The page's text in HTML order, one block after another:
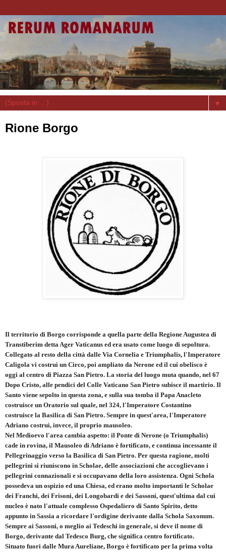
▼
Rione Borgo
Il territorio di Borgo corrisponde a quella parte della Regione Augustea di
Transtiberim detta Ager Vaticanus ed era usato come luogo di sepoltura.
Collegato al resto della città dalle Via Cornelia e Triumphalis, l'Imperatore
Caligola vi costruì un Circo, poi ampliato da Nerone ed il cui obelisco è
oggi al centro di Piazza San Pietro. La storia del luogo muta quando, nel 67
Dopo Cristo, alle pendici del Colle Vaticano San Pietro subisce il martirio. Il
Santo viene sepolto in questa zona, e sulla sua tomba il Papa Anacleto
costruisce un Oratorio sul quale, nel 324, l'Imperatore Costantino
costruisce la Basilica di San Pietro. Sempre in quest'area, l'Imperatore
Adriano costruì, invece, il proprio mausoleo.
Nel Medioevo l'area cambia aspetto: il Ponte di Nerone (o Triumphalis)
cade in rovina, il Mausoleo di Adriano è fortificato, e continua incessante il
Pellegrinaggio verso la Basilica di San Pietro. Per questa ragione, molti
pellegrini si riuniscono in Scholae, delle associazioni che accoglievano i
pellegrini connazionali e si occupavano della loro assistenza. Ogni Schola
possedeva un ospizio ed una Chiesa, ed erano molto importanti le Scholae
dei Franchi, dei Frisoni, dei Longobardi e dei Sassoni, quest'ultima dal cui
nucleo è nato l'attuale complesso Ospedaliero di Santo Spirito, detto
appunto in Sassia a ricordare l'ordigine derivante dalla Schola Saxonum.
Sempre ai Sassoni, o meglio ai Tedeschi in generale, si deve il nome di
Borgo, derivante dal Tedesco Burg, che significa centro fortificato.
Situato fuori dalle Mura Aureliane, Borgo è fortificato per la prima volta